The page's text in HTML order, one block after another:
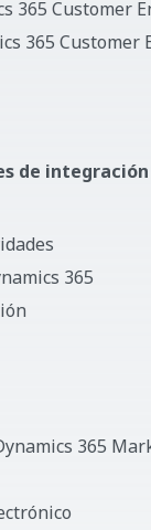
365 Customer
365 Customer
de
365
365